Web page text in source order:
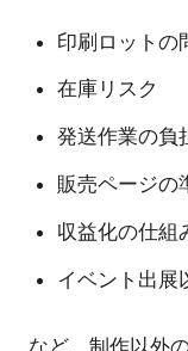
印刷ロットの
在庫リスク
発送作業の負
販売ページの
収益化の仕組
イベント出展